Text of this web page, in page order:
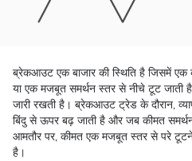
ब्रेकआउट एक बाजार की स्थिति है जिसमें एक
या एक मजबूत समर्थन स्तर से नीचे टूट
जारी रखती है। ब्रेकआउट ट्रेड के दौरान,
बिंदु से ऊपर बढ़ जाती है और जब कीमत
आमतौर पर, कीमत एक मजबूत स्तर से परे
है।